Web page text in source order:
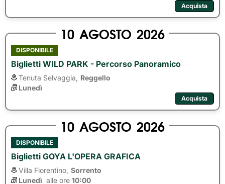
Acquista
10 AGOSTO 2026
DISPONIBILE
Biglietti WILD PARK - Percorso Panoramico
Tenuta Selvaggia,
Reggello
Lunedì
Acquista
10 AGOSTO 2026
DISPONIBILE
Biglietti GOYA L'OPERA GRAFICA
Villa Fiorentino, Sorrento
Lunedì alle ore 10:00